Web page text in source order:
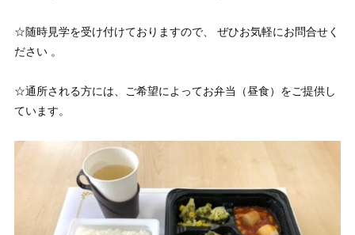
☆随時見学を受け付けておりますので、 ぜひお気軽にお問合せく
ださい 。
☆通所される方には、ご希望によってお弁当（昼食）をご提供し
ています。